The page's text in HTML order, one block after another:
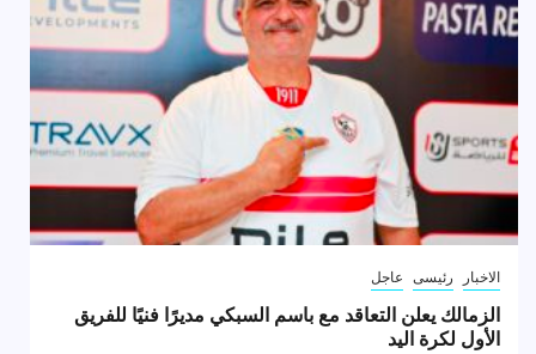
الاخبار رئيسى عاجل
الزمالك يعلن التعاقد مع باسم السبكي مديرًا فنيًا للفريق
الأول لكرة اليد